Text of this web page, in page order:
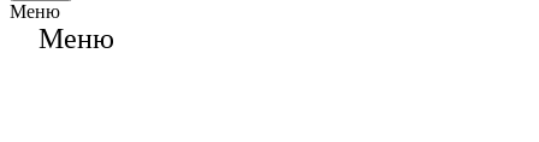
Меню
Меню